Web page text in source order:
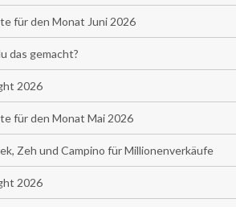
für den Monat Juni 2026
das gemacht?
2026
für den Monat Mai 2026
Zeh und Campino für Millionenverkäufe
2026